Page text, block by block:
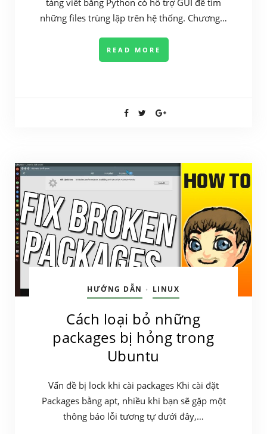
tảng viết bằng Python có hỗ trợ GUI để tìm
những files trùng lặp trên hệ thống. Chương…
READ MORE
HƯỚNG DẪN • LINUX
Cách loại bỏ những
packages bị hỏng trong
Ubuntu
Vấn đề bị lock khi cài packages Khi cài đặt
Packages bằng apt, nhiều khi bạn sẽ gặp một
thông báo lỗi tương tự dưới đây,…